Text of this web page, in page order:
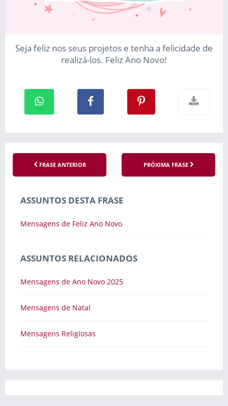
Seja feliz nos seus projetos e tenha a felicidade de
realizá-los. Feliz Ano Novo!
FRASE ANTERIOR PRÓXIMA FRASE
ASSUNTOS DESTA FRASE
Mensagens de Feliz Ano Novo
ASSUNTOS RELACIONADOS
Mensagens de Ano Novo 2025
Mensagens de Natal
Mensagens Religiosas